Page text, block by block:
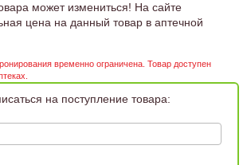
может измениться! На сайте
цена на данный товар в аптечной
временно ограничена. Товар доступен
на поступление товара: